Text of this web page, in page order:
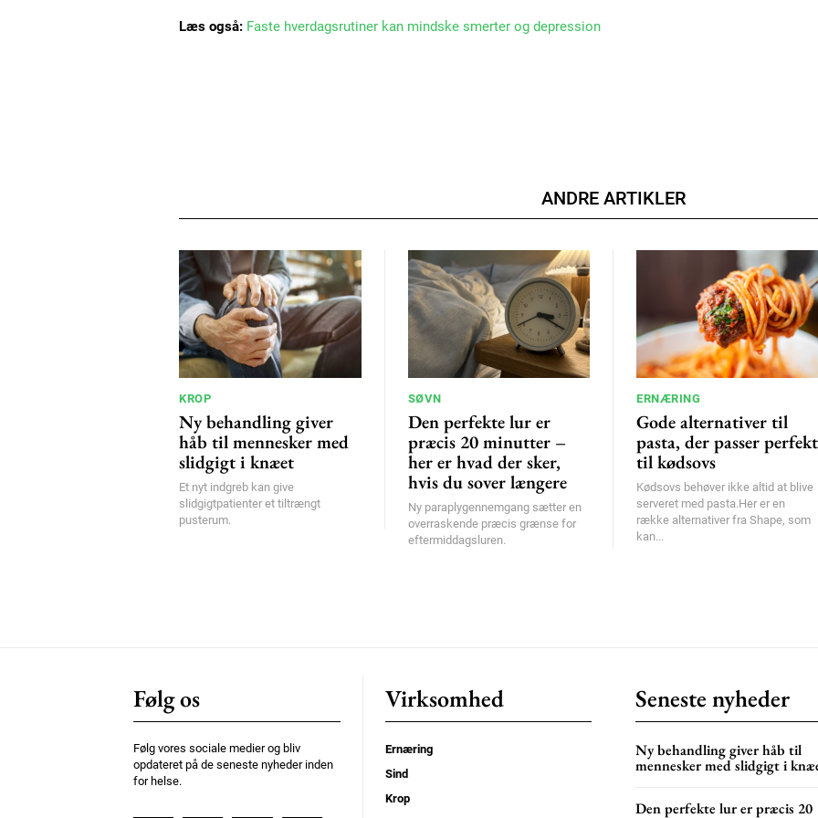
Læs også: Faste hverdagsrutiner kan mindske smerter og depression
ANDRE ARTIKLER
KROP
Ny behandling giver
håb til mennesker med
slidgigt i knæet
Et nyt indgreb kan give
slidgigtpatienter et tiltrængt
pusterum.
SØVN
Den perfekte lur er
præcis 20 minutter –
her er hvad der sker,
hvis du sover længere
Ny paraplygennemgang sætter en
overraskende præcis grænse for
eftermiddagsluren.
ERNÆRING
Gode alternativer til
pasta, der passer perfekt
til kødsovs
Kødsovs behøver ikke altid at blive
serveret med pasta.Her er en
række alternativer fra Shape, som
kan...
Følg os
Følg vores sociale medier og bliv
opdateret på de seneste nyheder inden
for helse.
Virksomhed
Ernæring
Sind
Krop
Seneste nyheder
Ny behandling giver håb til
mennesker med slidgigt i
Den perfekte lur er præcis 20